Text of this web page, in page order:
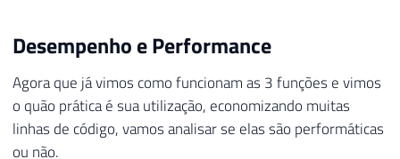
Desempenho e Performance
Agora que já vimos como funcionam as 3 funções e vimos
o quão prática é sua utilização, economizando muitas
linhas de código, vamos analisar se elas são performáticas
ou não.